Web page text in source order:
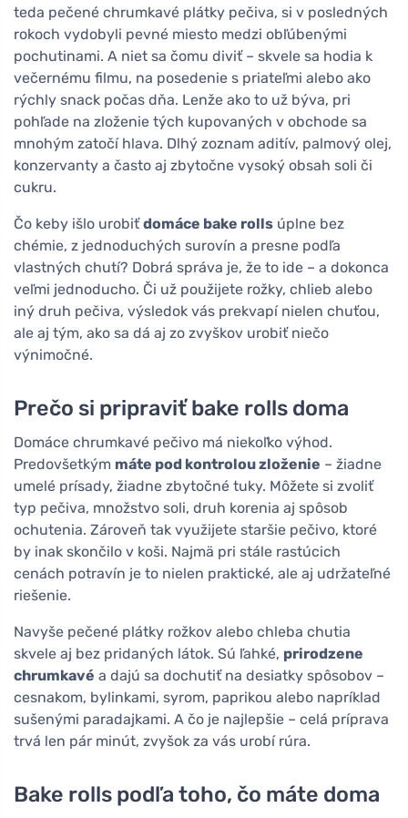
teda pečené chrumkavé plátky pečiva, si v posledných
rokoch vydobyli pevné miesto medzi obľúbenými
pochutinami. A niet sa čomu diviť – skvele sa hodia k
večernému filmu, na posedenie s priateľmi alebo ako
rýchly snack počas dňa. Lenže ako to už býva, pri
pohľade na zloženie tých kupovaných v obchode sa
mnohým zatočí hlava. Dlhý zoznam aditív, palmový olej,
konzervanty a často aj zbytočne vysoký obsah soli či
cukru.
Čo keby išlo urobiťdomáce bake rolls úplne bez
chémie, z jednoduchých surovín a presne podľa
vlastných chutí? Dobrá správa je, že to ide – a dokonca
veľmi jednoducho. Či už použijete rožky, chlieb alebo
iný druh pečiva, výsledok vás prekvapí nielen chuťou,
ale aj tým, ako sa dá aj zo zvyškov urobiť niečo
výnimočné.
Prečo si pripraviť bake rolls doma
Domáce chrumkavé pečivo má niekoľko výhod.
Predovšetkým máte pod kontrolou zloženie – žiadne
umelé prísady, žiadne zbytočné tuky. Môžete si zvoliť
typ pečiva, množstvo soli, druh korenia aj spôsob
ochutenia. Zároveň tak využijete staršie pečivo, ktoré
by inak skončilo v koši. Najmä pri stále rastúcich
cenách potravín je to nielen praktické, ale aj udržateľné
riešenie.
Navyše pečené plátky rožkov alebo chleba chutia
skvele aj bez pridaných látok. Sú ľahké, prirodzene
chrumkavé a dajú sa dochutiť na desiatky spôsobov –
cesnakom, bylinkami, syrom, paprikou alebo napríklad
sušenými paradajkami. A čo je najlepšie – celá príprava
trvá len pár minút, zvyšok za vás urobí rúra.
Bake rolls podľa toho, čo máte doma